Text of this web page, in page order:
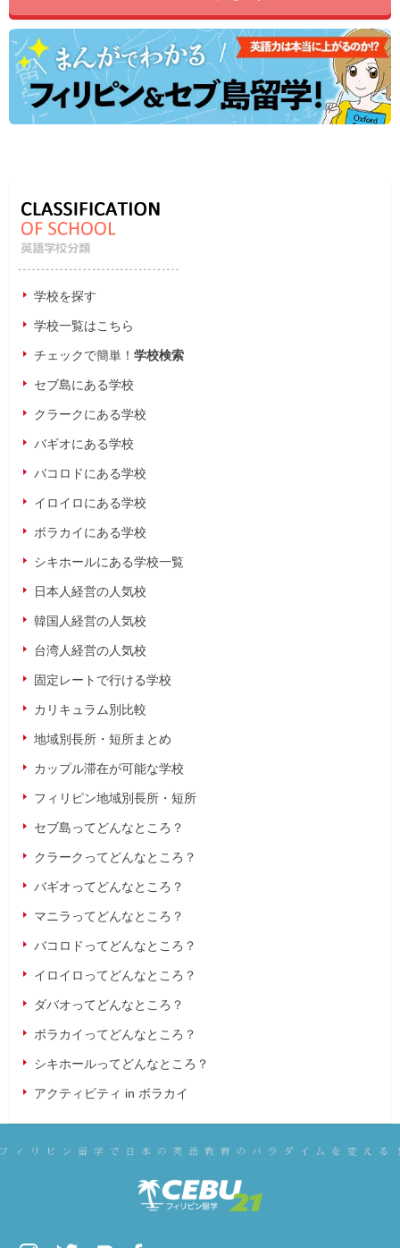
学校を探す
学校一覧はこちら
チェックで簡単！ 学校検索
セブ島にある学校
クラークにある学校
バギオにある学校
バコロドにある学校
イロイロにある学校
ボラカイにある学校
シキホールにある学校一覧
日本人経営の人気校
韓国人経営の人気校
台湾人経営の人気校
固定レートで行ける学校
カリキュラム別比較
地域別長所・短所まとめ
カップル滞在が可能な学校
フィリピン地域別長所・短所
セブ島ってどんなところ？
クラークってどんなところ？
バギオってどんなところ？
マニラってどんなところ？
バコロドってどんなところ？
イロイロってどんなところ？
ダバオってどんなところ？
ボラカイってどんなところ？
シキホールってどんなところ？
アクティビティ in ボラカイ